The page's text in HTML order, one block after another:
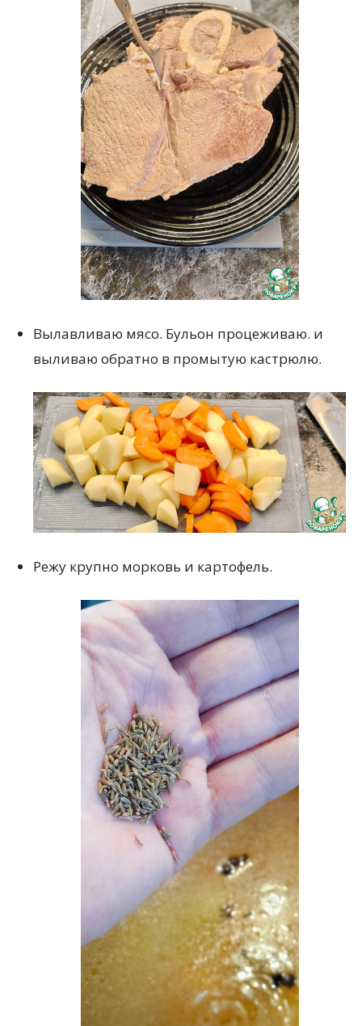
Вылавливаю мясо. Бульон процеживаю. и
выливаю обратно в промытую кастрюлю.
Режу крупно морковь и картофель.